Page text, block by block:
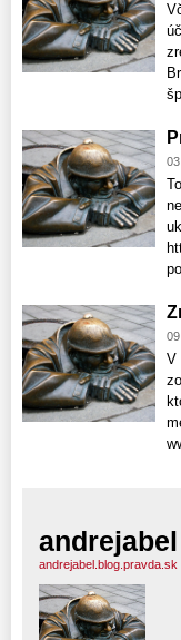
V
andrejabel
andrejabel.blog.pravda.sk